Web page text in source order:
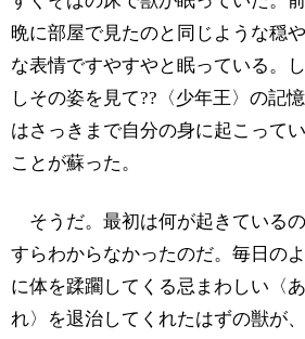
晩に部屋で見たのと同じような穏
な表情ですやすやと眠っている。
しその姿を見て??〈少年王〉の記
はさっきまで自分の身に起こって
ことが蘇った。
そうだ。最初は何が起きている
すらわからなかったのだ。毎日の
に体を蹂躙してくる忌まわしい〈あ
れ〉を退治してくれたはずの獣が